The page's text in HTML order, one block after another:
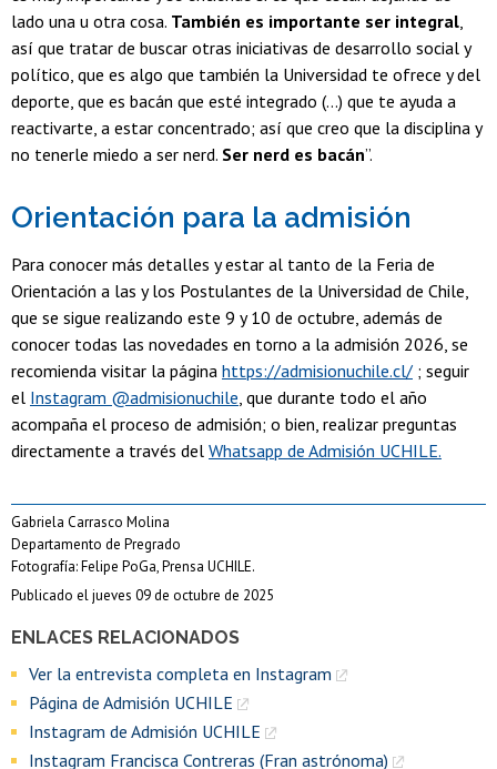
ENLACES RELACIONADOS
Ver la entrevista completa en Instagram
Página de Admisión UCHILE
Instagram de Admisión UCHILE
Instagram Francisca Contreras (Fran astrónoma)
lado una u otra cosa. También es importante ser integral,
así que tratar de buscar otras iniciativas de desarrollo social y
político, que es algo que también la Universidad te ofrece y del
deporte, que es bacán que esté integrado (...) que te ayuda a
reactivarte, a estar concentrado; así que creo que la disciplina y
no tenerle miedo a ser nerd. Ser nerd es bacán”.
Orientación para la admisión
Para conocer más detalles y estar al tanto de la Feria de
Orientación a las y los Postulantes de la Universidad de Chile,
que se sigue realizando este 9 y 10 de octubre, además de
conocer todas las novedades en torno a la admisión 2026, se
recomienda visitar la página https://admisionuchile.cl/ ; seguir
el Instagram @admisionuchile, que durante todo el año
acompaña el proceso de admisión; o bien, realizar preguntas
directamente a través del Whatsapp de Admisión UCHILE.
Gabriela Carrasco Molina
Departamento de Pregrado
Fotografía: Felipe PoGa, Prensa UCHILE.
Publicado el jueves 09 de octubre de 2025